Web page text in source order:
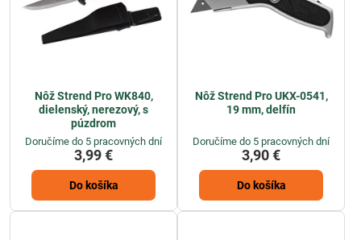
Nôž Strend Pro WK840,
dielenský, nerezový, s
púzdrom
Doručíme do 5 pracovných dní
3,99 €
Do košíka
Nôž Strend Pro UKX-0541,
19 mm, delfín
Doručíme do 5 pracovných dní
3,90 €
Do košíka